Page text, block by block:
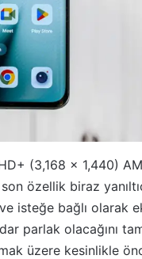
(3,168 x 1,440)
özellik biraz
bağlı olarak
parlak olacağını
üzere kesinlikle